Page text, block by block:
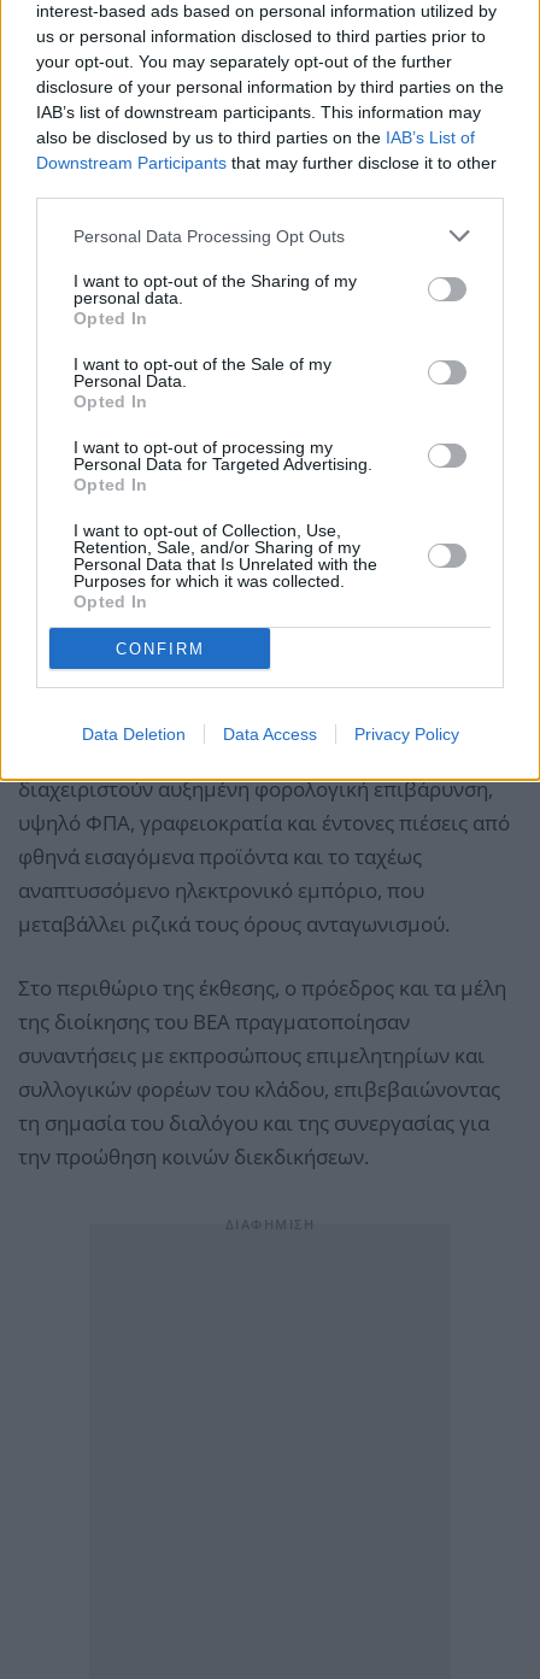
interest-based ads based on personal information utilized by
us or personal information disclosed to third parties prior to
your opt-out. You may separately opt-out of the further
disclosure of your personal information by third parties on the
IAB’s list of downstream participants. This information may
also be disclosed by us to third parties on the IAB’s List of
Downstream Participants that may further disclose it to other
Personal Data Processing Opt Outs
I want to opt-out of the Sharing of my
personal data.
Opted In
I want to opt-out of the Sale of my
Personal Data.
Opted In
I want to opt-out of processing my
Personal Data for Targeted Advertising.
Opted In
I want to opt-out of Collection, Use,
Retention, Sale, and/or Sharing of my
Personal Data that Is Unrelated with the
Purposes for which it was collected.
Opted In
CONFIRM
Data Deletion Data Access Privacy Policy
διαχειριστούν αυξημένη φορολογική επιβάρυνση,
υψηλό ΦΠΑ, γραφειοκρατία και έντονες πιέσεις από
φθηνά εισαγόμενα προϊόντα και το ταχέως
αναπτυσσόμενο ηλεκτρονικό εμπόριο, που
μεταβάλλει ριζικά τους όρους ανταγωνισμού.
Στο περιθώριο της έκθεσης, ο πρόεδρος και τα μέλη
της διοίκησης του ΒΕΑ πραγματοποίησαν
συναντήσεις με εκπροσώπους επιμελητηρίων και
συλλογικών φορέων του κλάδου, επιβεβαιώνοντας
τη σημασία του διαλόγου και της συνεργασίας για
την προώθηση κοινών διεκδικήσεων.